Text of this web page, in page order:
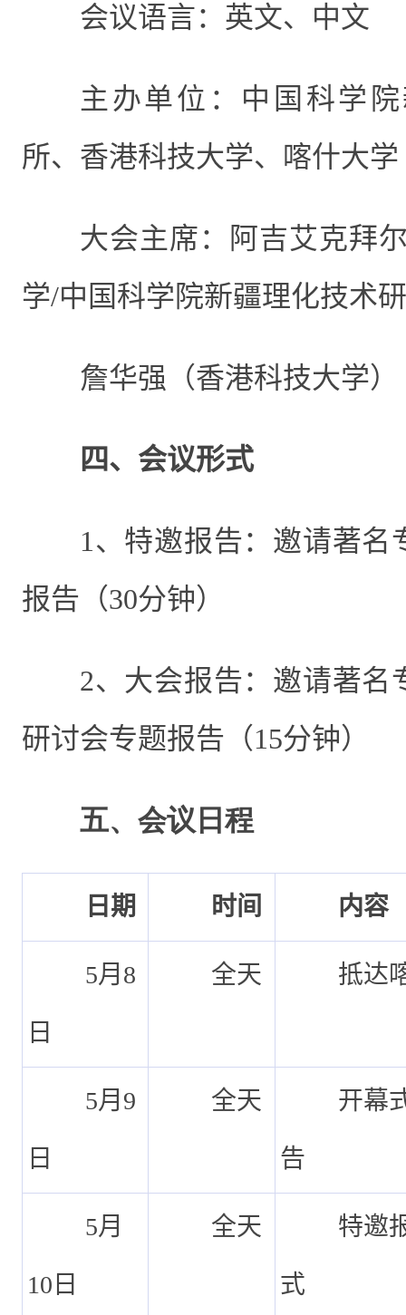
会议语言：英文、中文
主办单位：中国科学
所、香港科技大学、喀什大学
大会主席：阿吉艾克拜
学/中国科学院新疆理化技术
詹华强（香港科技大学）
四、会议形式
1、特邀报告：邀请著名
报告（30分钟）
2、 大会报告：邀请著名
研讨会专题报告（15分钟）
五、会议日程
日期 时间 内容
5月 8
日
全天 抵达
5月 9
日
全天 开幕
告
5月
10 日
全天 特邀
式